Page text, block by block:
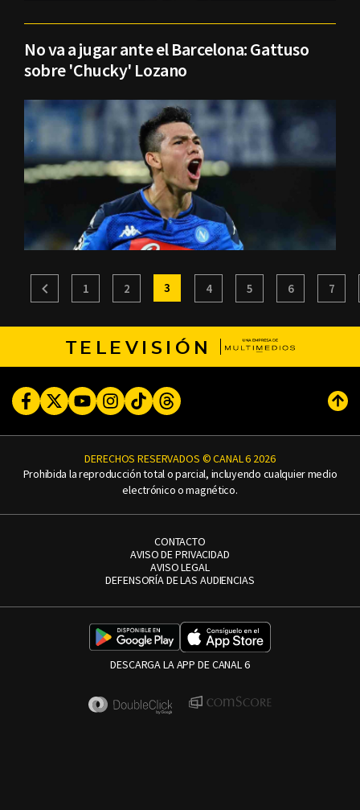
No va a jugar ante el Barcelona: Gattuso
sobre 'Chucky' Lozano
1 2 3 4 5 6 7
TELEVISIÓN
FacebookTwitterYoutubeInstagram
TikTokThreads
DERECHOS RESERVADOS © CANAL 6 2026
Prohibida la reproducción total o parcial, incluyendo cualquier medio
electrónico o magnético.
CONTACTO
AVISO DE PRIVACIDAD
AVISO LEGAL
DEFENSORÍA DE LAS AUDIENCIAS
DESCARGA LA APP DE CANAL 6